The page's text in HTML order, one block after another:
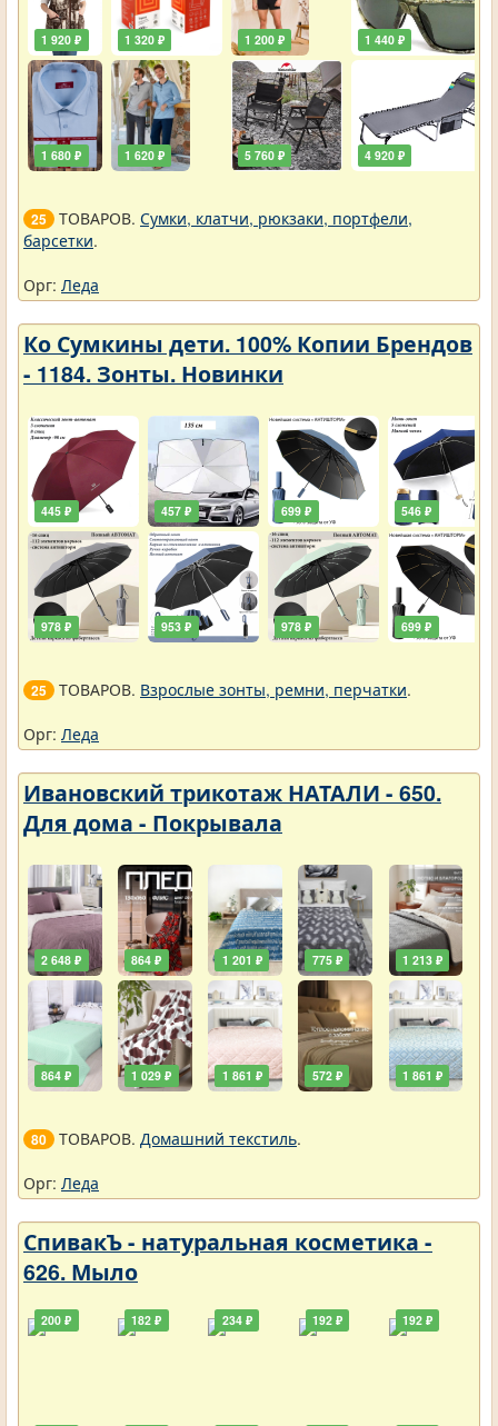
1 920 ₽
1 680 ₽
1 320 ₽
1 620 ₽
1 200 ₽
5 760 ₽
1 440 ₽
4 920 ₽
25 ТОВАРОВ. Сумки, клатчи, рюкзаки, портфели,
барсетки.
Орг: Леда
Ко Сумкины дети. 100% Копии Брендов
- 1184. Зонты. Новинки
445 ₽
978 ₽
457 ₽
953 ₽
699 ₽
978 ₽
546 ₽
699 ₽
25 ТОВАРОВ. Взрослые зонты, ремни, перчатки.
Орг: Леда
Ивановский трикотаж НАТАЛИ - 650.
Для дома - Покрывала
2 648 ₽
864 ₽
864 ₽
1 029 ₽
1 201 ₽
1 861 ₽
775 ₽
572 ₽
1 213 ₽
1 861 ₽
80 ТОВАРОВ. Домашний текстиль.
Орг: Леда
СпивакЪ - натуральная косметика -
626. Мыло
200 ₽ 182 ₽ 234 ₽ 192 ₽ 192 ₽